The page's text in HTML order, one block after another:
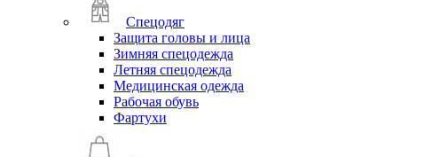
Спецодяг
Защита головы и лица
Зимняя спецодежда
Летняя спецодежда
Медицинская одежда
Рабочая обувь
Фартухи